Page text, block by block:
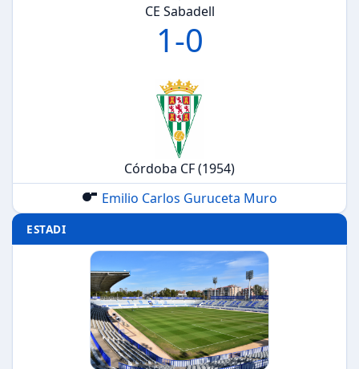
CE Sabadell
1-0
Córdoba CF (1954)
Emilio Carlos Guruceta Muro
ESTADI